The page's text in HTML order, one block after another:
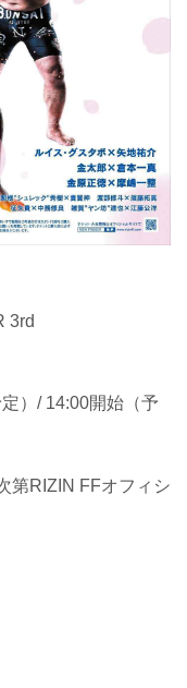
3rd
）/ 14:00開始（予
第RIZIN FFオフィシ